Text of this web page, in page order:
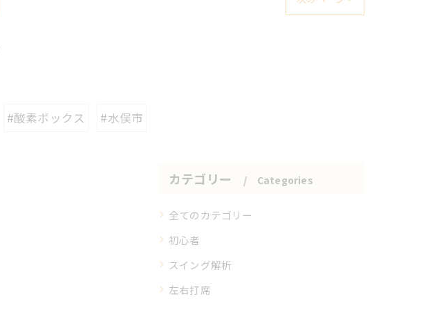
#酸素ボックス #水俣市
カテゴリー Categories
全てのカテゴリー
初心者
スイング解析
左右打席